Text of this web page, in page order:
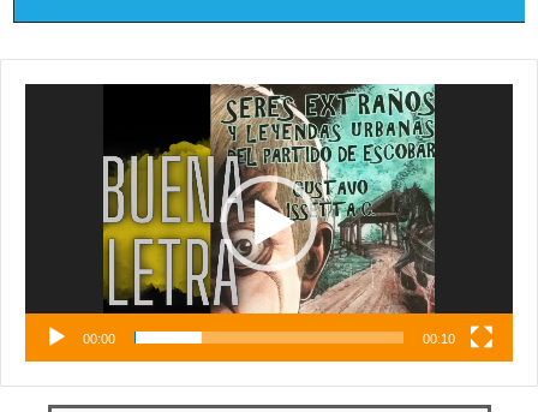
00:00 00:10